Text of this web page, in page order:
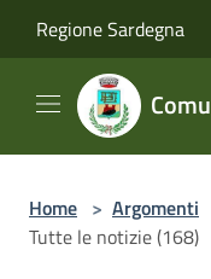
Regione Sardegna
Home > Argomenti
Tutte le notizie (168)